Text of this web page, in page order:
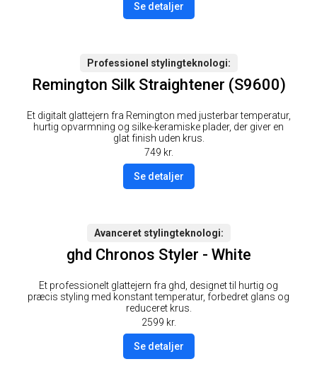
Se detaljer
Professionel stylingteknologi
Remington Silk Straightener (S9600)
Et digitalt glattejern fra Remington med justerbar temperatur,
hurtig opvarmning og silke-keramiske plader, der giver en
glat finish uden krus.
749 kr.
Se detaljer
Avanceret stylingteknologi
ghd Chronos Styler - White
Et professionelt glattejern fra ghd, designet til hurtig og
præcis styling med konstant temperatur, forbedret glans og
reduceret krus.
2599 kr.
Se detaljer